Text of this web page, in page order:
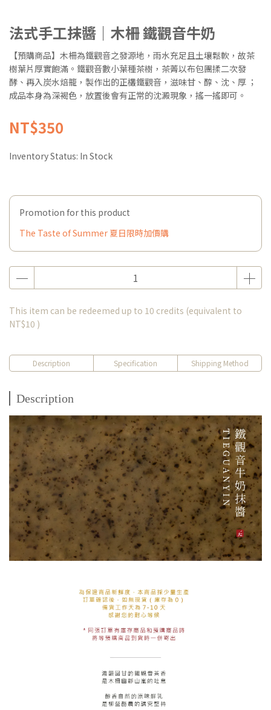
法式手工抹醬｜木柵 鐵觀音牛奶
【預購商品】木柵為鐵觀音之發源地，雨水充足且土壤鬆軟，故茶
樹葉片厚實飽滿。鐵觀音數小葉種茶樹，茶菁以布包團揉二次發
酵、再入炭水焙籠，製作出的正欉鐵觀音，滋味甘、醇、沈、厚 ；
成品本身為深褐色，放置後會有正常的沈澱現象，搖一搖即可。
NT$350
Inventory Status: In Stock
Promotion for this product
The Taste of Summer 夏日限時加價購
This item can be redeemed up to 10 credits (equivalent to
NT$10 )
Description Specification Shipping Method
Description